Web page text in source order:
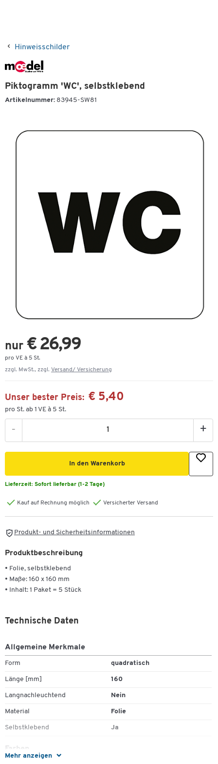
Hinweisschilder
Piktogramm 'WC', selbstklebend
Artikelnummer: 83945-SW81
nur € 26,99
pro VE à 5 St.
zzgl. MwSt., zzgl. Versand/ Versicherung
Unser bester Preis: € 5,40
pro St. ab 1 VE à 5 St.
- +
In den Warenkorb
Lieferzeit: Sofort lieferbar (1-2 Tage)
Kauf auf Rechnung möglich Versicherter Versand
Produkt- und Sicherheitsinformationen
Produktbeschreibung
• Folie, selbstklebend
• Maße: 160 x 160 mm
• Inhalt: 1 Paket = 5 Stück
Mehr anzeigen
Technische Daten
Allgemeine Merkmale
Form quadratisch
Länge [mm] 160
Langnachleuchtend Nein
Material Folie
Selbstklebend Ja
Farben